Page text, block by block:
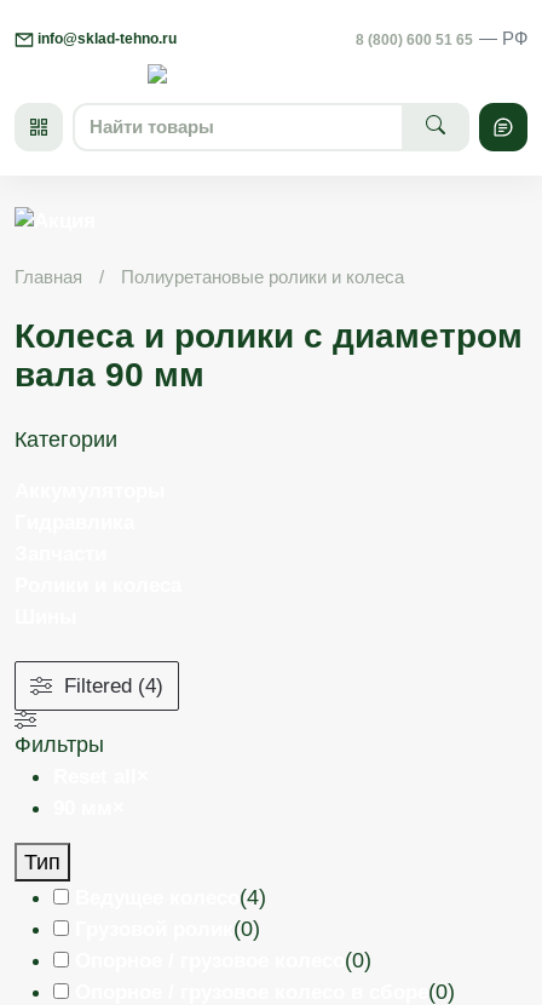
to
info@sklad-tehno.ru 8 (800) 600 51 65 — РФ
Главная / Полиуретановые ролики и колеса
Колеса и ролики с диаметром
вала 90 мм
Категории
Filtered (4)
Фильтры
Тип
(4)
(0)
(0)
(0)